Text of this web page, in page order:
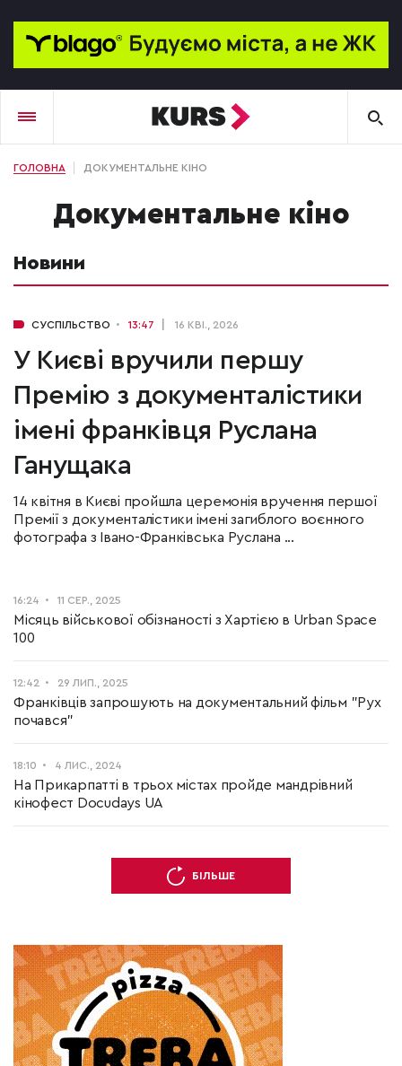
ГОЛОВНА ДОКУМЕНТАЛЬНЕ КІНО
документальне кіно
Новини
СУСПІЛЬСТВО 13:47 16 КВІ., 2026
У Києві вручили першу
Премію з документалістики
імені франківця Руслана
Ганущака
14 квітня в Києві пройшла церемонія вручення першої
Премії з документалістики імені загиблого воєнного
фотографа з Івано-Франківська Руслана ...
16:24 11 СЕР., 2025
Місяць військової обізнаності з Хартією в Urban Space
100
12:42 29 ЛИП., 2025
Франківців запрошують на документальний фільм "Рух
почався"
18:10 4 ЛИС., 2024
На Прикарпатті в трьох містах пройде мандрівний
кінофест Docudays UA
БІЛЬШЕ